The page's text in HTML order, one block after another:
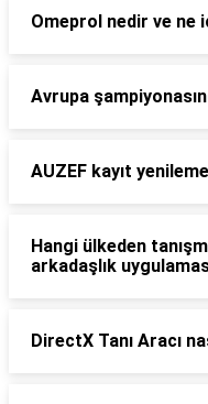
Omeprol nedir ve ne
Avrupa
AUZEF kayıt yenileme
Hangi ülkeden
arkadaşlık
DirectX Tanı Aracı